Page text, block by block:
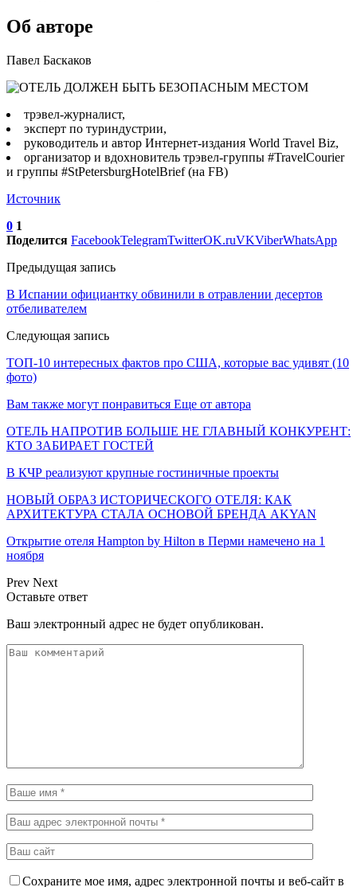
Об авторе
Павел Баскаков
трэвел-журналист,
эксперт по туриндустрии,
руководитель и автор Интернет-издания World Travel Biz,
организатор и вдохновитель трэвел-группы #TravelCourier
и группы #StPetersburgHotelBrief (на FB)
Источник
0 1
Поделится FacebookTelegramTwitterOK.ruVKViberWhatsApp
Предыдущая запись
В Испании официантку обвинили в отравлении десертов
отбеливателем
Следующая запись
ТОП-10 интересных фактов про США, которые вас удивят (10
фото)
Вам также могут понравиться Еще от автора
ОТЕЛЬ НАПРОТИВ БОЛЬШЕ НЕ ГЛАВНЫЙ КОНКУРЕНТ:
КТО ЗАБИРАЕТ ГОСТЕЙ
В КЧР реализуют крупные гостиничные проекты
НОВЫЙ ОБРАЗ ИСТОРИЧЕСКОГО ОТЕЛЯ: КАК
АРХИТЕКТУРА СТАЛА ОСНОВОЙ БРЕНДА AKYAN
Открытие отеля Hampton by Hilton в Перми намечено на 1
ноября
Prev Next
Оставьте ответ
Ваш электронный адрес не будет опубликован.
Сохраните мое имя, адрес электронной почты и веб-сайт в